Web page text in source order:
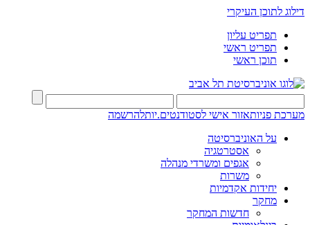
דילוג לתוכן העיקרי
תפריט עליון
תפריט ראשי
תוכן ראשי
מערכת פניותאזור אישי לסטודנטים.יותלהרשמה
על האוניברסיטה
אסטרטגיה
אגפים ומשרדי מנהלה
משרות
יחידות אקדמיות
מחקר
חדשות המחקר